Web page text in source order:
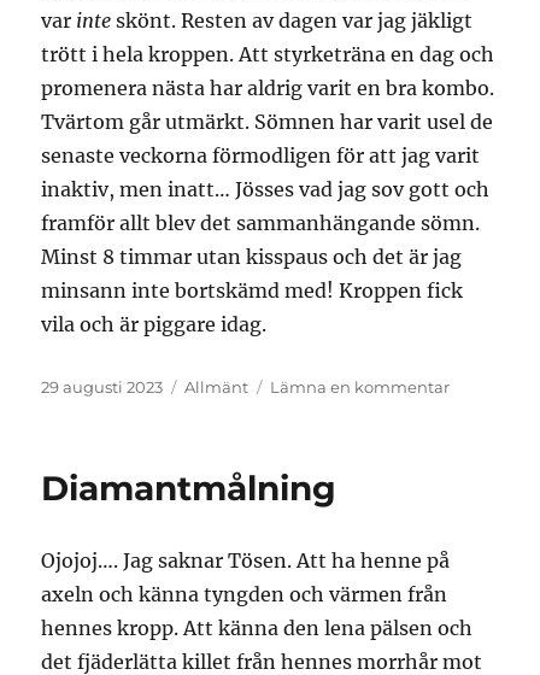
var inte skönt. Resten av dagen var jag jäkligt
trött i hela kroppen. Att styrketräna en dag och
promenera nästa har aldrig varit en bra kombo.
Tvärtom går utmärkt. Sömnen har varit usel de
senaste veckorna förmodligen för att jag varit
inaktiv, men inatt… Jösses vad jag sov gott och
framför allt blev det sammanhängande sömn.
Minst 8 timmar utan kisspaus och det är jag
minsann inte bortskämd med! Kroppen fick
vila och är piggare idag.
Publicerat
29 augusti 2023 Kategorier
Allmänt Lämna en kommentartill
Diamantmålning
Ojojoj…. Jag saknar Tösen. Att ha henne på
axeln och känna tyngden och värmen från
hennes kropp. Att känna den lena pälsen och
det fjäderlätta killet från hennes morrhår mot